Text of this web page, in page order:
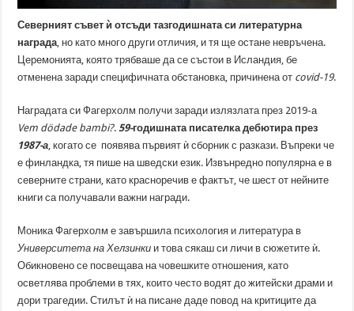
Северният съвет ѝ отсъди тазгодишната си литературна
награда, но като много други отличия, и тя ще остане невръчена.
Церемонията, която трябваше да се състои в Исландия, бе
отменена заради специфичната обстановка, причинена от covid-19.
Наградата си Фагерхолм получи заради излязлата през 2019-а
Vem dödade bambi?.59-годишната писателка дебютира през
1987-а, когато се появява първият ѝ сборник с разкази. Въпреки че
е финландка, тя пише на шведски език. Извънредно популярна е в
северните страни, като красноречив е фактът, че шест от нейните
книги са получавали важни награди.
Моника Фагерхолм е завършила психология и литература в
Университета на Хелзинки и това сякаш си личи в сюжетите ѝ.
Обикновено се посвещава на човешките отношения, като
осветлява проблеми в тях, които често водят до житейски драми и
дори трагедии. Стилът ѝ на писане даде повод на критиците да